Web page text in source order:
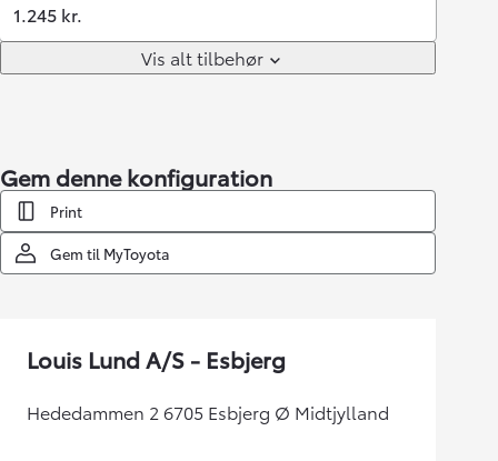
1.245 kr.
Vis alt tilbehør
Gem denne konfiguration
Print
Gem til MyToyota
Louis Lund A/S - Esbjerg
Hededammen 2 6705 Esbjerg Ø Midtjylland